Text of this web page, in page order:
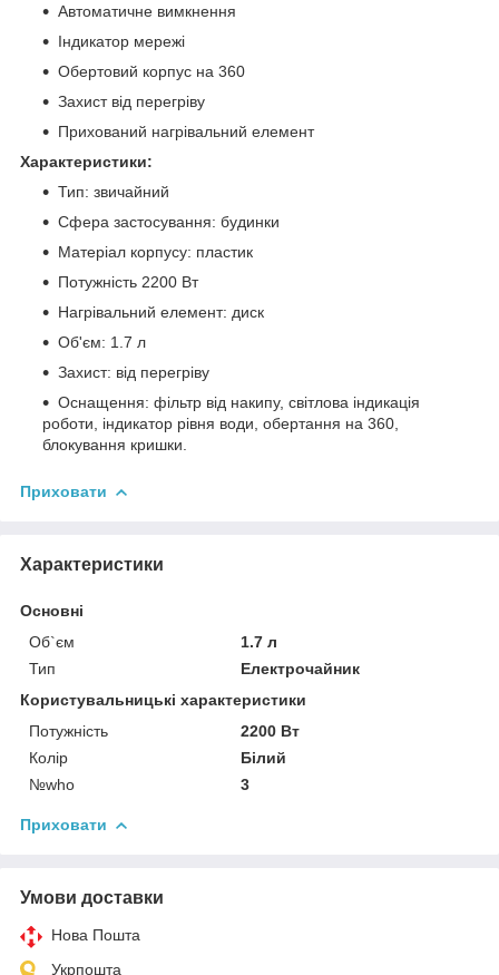
Автоматичне вимкнення
Індикатор мережі
Обертовий корпус на 360
Захист від перегріву
Прихований нагрівальний елемент
Характеристики:
Тип: звичайний
Сфера застосування: будинки
Матеріал корпусу: пластик
Потужність 2200 Вт
Нагрівальний елемент: диск
Об'єм: 1.7 л
Захист: від перегріву
Оснащення: фільтр від накипу, світлова індикація
роботи, індикатор рівня води, обертання на 360,
блокування кришки.
Приховати
Характеристики
Основні
Об`єм
1.7 л
Тип
Електрочайник
Користувальницькі характеристики
Потужність
2200 Вт
Колір
Білий
№who
3
Приховати
Умови доставки
Нова Пошта
Укрпошта